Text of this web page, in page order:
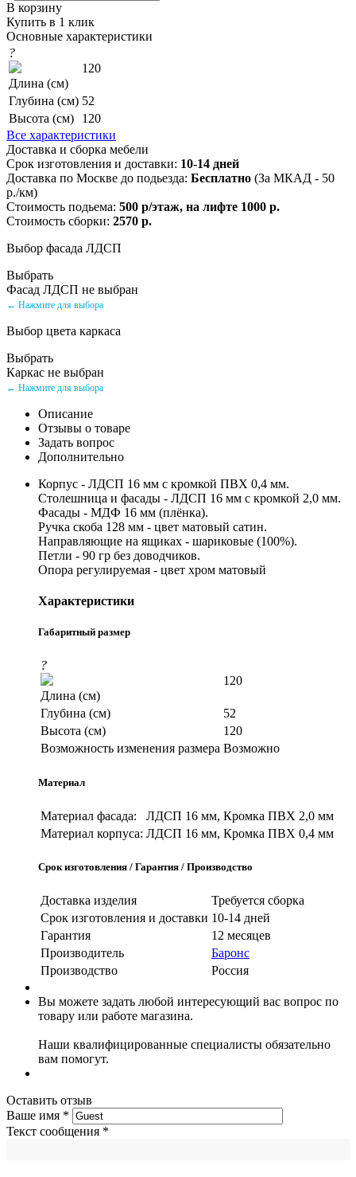
В корзину
Купить в 1 клик
Основные характеристики
?
Длина (см)
120
Глубина (см) 52
Высота (см)
120
Все характеристики
Доставка и сборка мебели
Срок изготовления и доставки: 10-14 дней
Доставка по Москве до подьезда: Бесплатно (За МКАД - 50
р./км)
Стоимость подьема: 500 р/этаж, на лифте 1000 р.
Стоимость сборки: 2570 р.
Выбор фасада ЛДСП
Выбрать
Фасад ЛДСП не выбран
← Нажмите для выбора
Выбор цвета каркаса
Выбрать
Каркас не выбран
← Нажмите для выбора
Описание
Отзывы о товаре
Задать вопрос
Дополнительно
Корпус - ЛДСП 16 мм с кромкой ПВХ 0,4 мм.
Столешница и фасады - ЛДСП 16 мм с кромкой 2,0 мм.
Фасады - МДФ 16 мм (плёнка).
Ручка скоба 128 мм - цвет матовый сатин.
Направляющие на ящиках - шариковые (100%).
Петли - 90 гр без доводчиков.
Опора регулируемая - цвет хром матовый
Характеристики
Габаритный размер
?
Длина (см)
120
Глубина (см)
52
Высота (см)
120
Возможность изменения размера Возможно
Материал
Материал фасада:
ЛДСП 16 мм, Кромка ПВХ 2,0 мм
Материал корпуса: ЛДСП 16 мм, Кромка ПВХ 0,4 мм
Срок изготовления / Гарантия / Производство
Доставка изделия
Требуется сборка
Срок изготовления и доставки 10-14 дней
Гарантия
12 месяцев
Производитель
Баронс
Производство
Россия
Вы можете задать любой интересующий вас вопрос по
товару или работе магазина.
Наши квалифицированные специалисты обязательно
вам помогут.
Оставить отзыв
Ваше имя *
Текст сообщения *